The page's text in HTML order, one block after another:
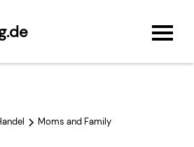
Moms and Family